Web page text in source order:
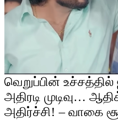
வெறுப்பின்
அதிரடி முடிவு…
அதிர்ச்சி! – வாகை